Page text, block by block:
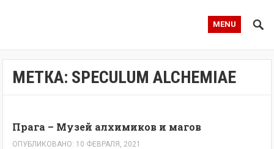
MENU
МЕТКА: SPECULUM ALCHEMIAE
Прага – Музей алхимиков и магов
ОПУБЛИКОВАНО: 10 ФЕВРАЛЯ, 2021